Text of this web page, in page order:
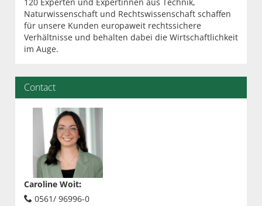
Naturwissenschaft und Rechtswissenschaft schaffen
für unsere Kunden europaweit rechtssichere
Verhältnisse und behalten dabei die Wirtschaftlichkeit
im Auge.
Contact
Caroline Woit:
0561/ 96996-0